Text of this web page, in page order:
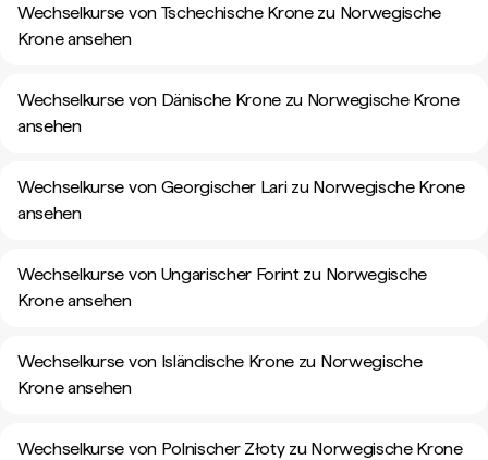
Wechselkurse von Tschechische Krone zu Norwegische
Krone ansehen
Wechselkurse von Dänische Krone zu Norwegische Krone
ansehen
Wechselkurse von Georgischer Lari zu Norwegische Krone
ansehen
Wechselkurse von Ungarischer Forint zu Norwegische
Krone ansehen
Wechselkurse von Isländische Krone zu Norwegische
Krone ansehen
Wechselkurse von Polnischer Złoty zu Norwegische Krone